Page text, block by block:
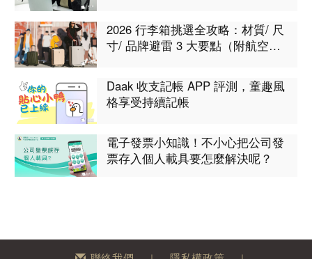
2026 行李箱挑選全攻略：材質/ 尺
寸/ 品牌避雷 3 大要點（附航空限
Daak 收支記帳 APP 評測，童趣風
格享受持續記帳
電子發票小知識！不小心把公司發
票存入個人載具要怎麼解決呢？